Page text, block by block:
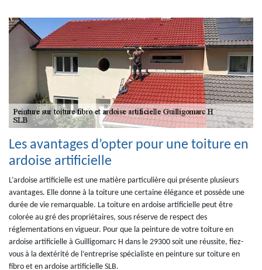
Les avantages d’opter pour une toiture en
ardoise artificielle
L’ardoise artificielle est une matière particulière qui présente plusieurs
avantages. Elle donne à la toiture une certaine élégance et possède une
durée de vie remarquable. La toiture en ardoise artificielle peut être
colorée au gré des propriétaires, sous réserve de respect des
réglementations en vigueur. Pour que la peinture de votre toiture en
ardoise artificielle à Guilligomarc H dans le 29300 soit une réussite, fiez-
vous à la dextérité de l’entreprise spécialiste en peinture sur toiture en
fibro et en ardoise artificielle SLB.